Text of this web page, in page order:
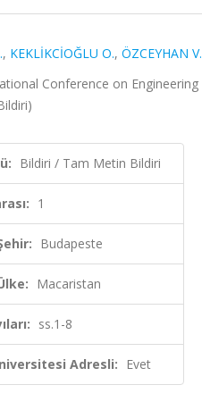
, KEKLİKCİOĞLU O., ÖZCEYHAN V.
Conference on
Bildiri / Tam Metin Bildiri
1
Budapeste
Macaristan
ss.1-8
Adresli: Evet